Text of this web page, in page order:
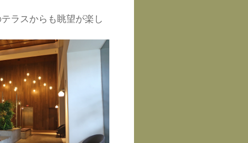
ラスからも眺望が楽し